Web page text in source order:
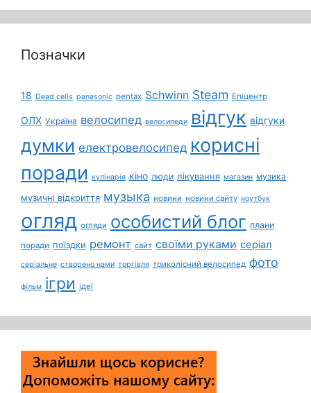
Позначки
18 Dead cells panasonic pentax Schwinn Steam Епіцентр
ОЛХ Україна велосипед велосипеди відгук відгуки
думки електровелосипед корисні
поради кулінарія кіно люди лікування магазин музика
музичні відкриття музыка новини новини сайту ноутбук
огляд огляди особистий блог плани
поради поїздки ремонт сайт своїми руками серіал
серіальне створено нами торгівля триколісний велосипед фото
фільм ігри ідеї